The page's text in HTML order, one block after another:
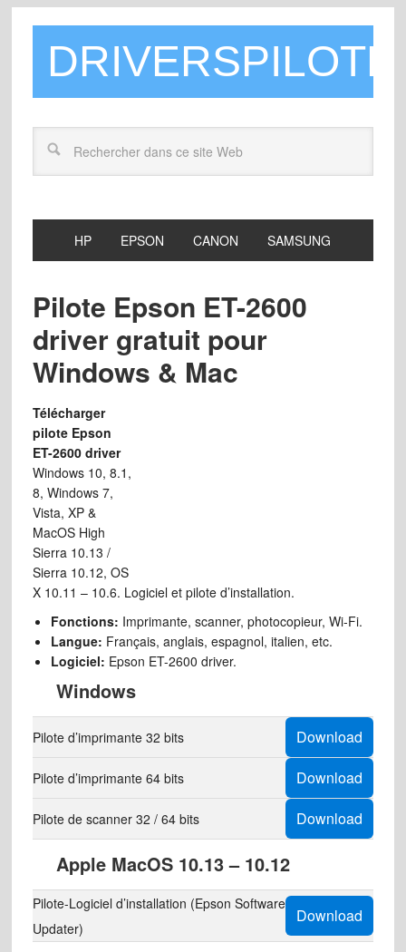
HP EPSON CANON SAMSUNG
Pilote Epson ET-2600
driver gratuit pour
Windows & Mac
Télécharger
pilote Epson
ET-2600 driver
Windows 10, 8.1,
8, Windows 7,
Vista, XP &
MacOS High
Sierra 10.13 /
Sierra 10.12, OS
X 10.11 – 10.6. Logiciel et pilote d’installation.
Fonctions: Imprimante, scanner, photocopieur, Wi-Fi.
Langue: Français, anglais, espagnol, italien, etc.
Logiciel: Epson ET-2600 driver.
Windows
Pilote d’imprimante 32 bits Download
Pilote d’imprimante 64 bits Download
Pilote de scanner 32 / 64 bits Download
Apple MacOS 10.13 – 10.12
Pilote-Logiciel d’installation (Epson Software
Updater)
Download